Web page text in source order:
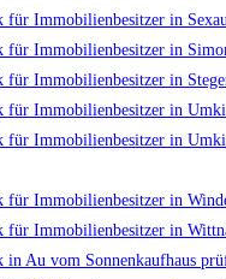
für Immobilienbesitzer in Sexau
für Immobilienbesitzer in
für Immobilienbesitzer in
für Immobilienbesitzer in
für Immobilienbesitzer in
für Immobilienbesitzer in
für Immobilienbesitzer in
Au vom Sonnenkaufhaus